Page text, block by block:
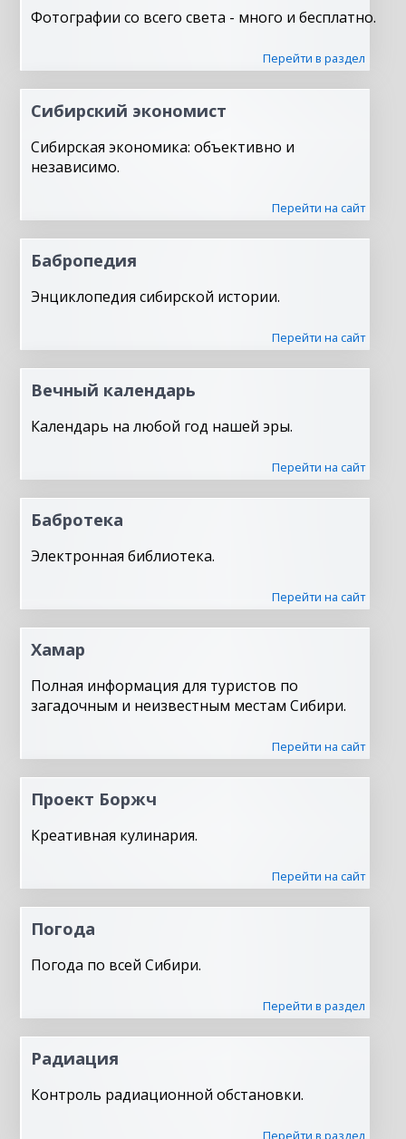
Фотографии со всего света - много и бесплатно.
Перейти в раздел
Сибирский экономист
Сибирская экономика: объективно и
независимо.
Перейти на сайт
Бабропедия
Энциклопедия сибирской истории.
Перейти на сайт
Вечный календарь
Календарь на любой год нашей эры.
Перейти на сайт
Бабротека
Электронная библиотека.
Перейти на сайт
Хамар
Полная информация для туристов по
загадочным и неизвестным местам Сибири.
Перейти на сайт
Проект Боржч
Креативная кулинария.
Перейти на сайт
Погода
Погода по всей Сибири.
Перейти в раздел
Радиация
Контроль радиационной обстановки.
Перейти в раздел